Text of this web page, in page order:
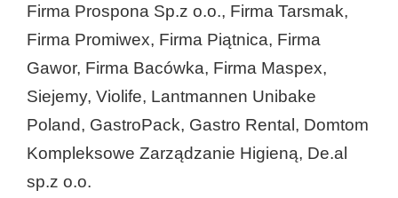
Firma Prospona Sp.z o.o., Firma Tarsmak,
Firma Promiwex, Firma Piątnica, Firma
Gawor, Firma Bacówka, Firma Maspex,
Siejemy, Violife, Lantmannen Unibake
Poland, GastroPack, Gastro Rental, Domtom
Kompleksowe Zarządzanie Higieną, De.al
sp.z o.o.